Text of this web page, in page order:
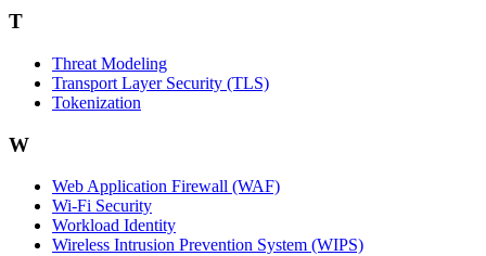
T
Threat Modeling
Transport Layer Security (TLS)
Tokenization
W
Web Application Firewall (WAF)
Wi‑Fi Security
Workload Identity
Wireless Intrusion Prevention System (WIPS)